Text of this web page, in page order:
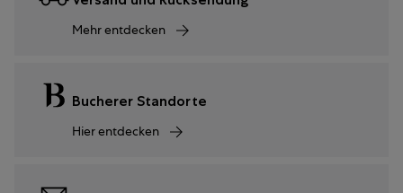
Mehr entdecken
Bucherer Standorte
Hier entdecken